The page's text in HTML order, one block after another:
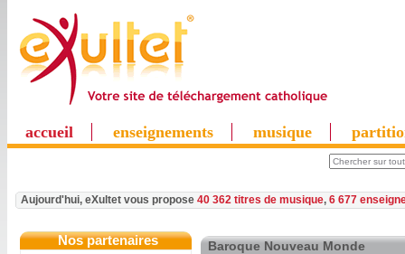
accueil enseignements musique
Aujourd'hui, eXultet vous propose 40 362 titres de musique, 6 677
Nos partenaires Baroque Nouveau Monde